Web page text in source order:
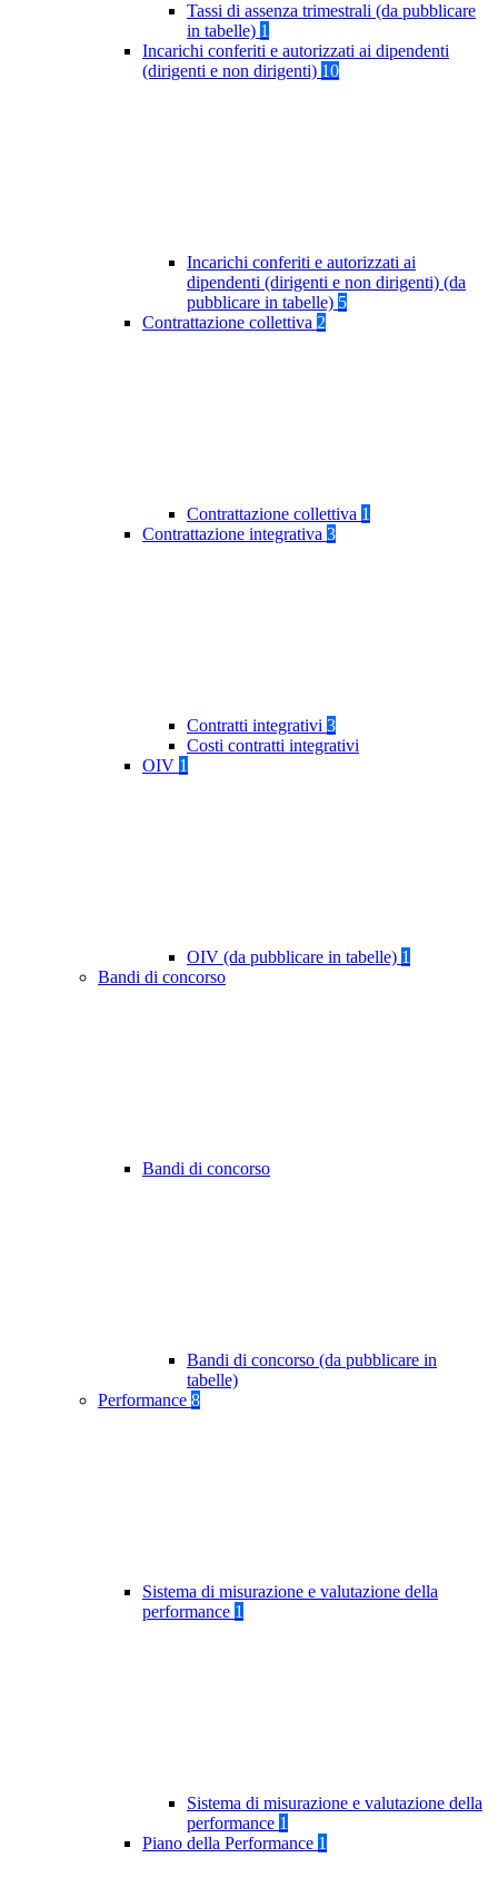
Tassi di assenza trimestrali (da pubblicare
in tabelle) 1
Incarichi conferiti e autorizzati ai dipendenti
(dirigenti e non dirigenti) 10
Incarichi conferiti e autorizzati ai
dipendenti (dirigenti e non dirigenti) (da
pubblicare in tabelle) 5
Contrattazione collettiva 2
Contrattazione collettiva 1
Contrattazione integrativa 3
Contratti integrativi 3
Costi contratti integrativi
OIV 1
OIV (da pubblicare in tabelle) 1
Bandi di concorso
Bandi di concorso
Bandi di concorso (da pubblicare in
tabelle)
Performance 8
Sistema di misurazione e valutazione della
performance 1
Sistema di misurazione e valutazione della
performance 1
Piano della Performance 1